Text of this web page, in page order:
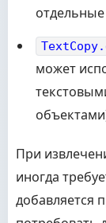
может
При
иногда
добавляется